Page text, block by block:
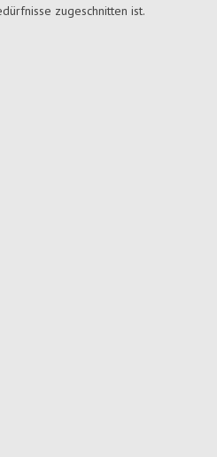
zugeschnitten ist.